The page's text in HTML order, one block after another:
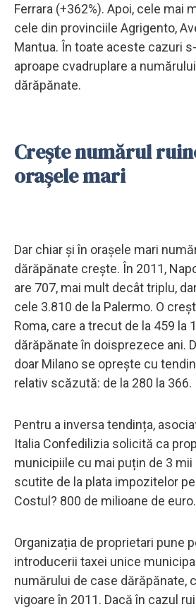
Ferrara (+362%). Apoi, cele mai
cele din provinciile Agrigento,
Mantua. În toate aceste cazuri
aproape cvadruplare a
dărăpănate.
Crește numărul
orașele mari
Dar chiar și în orașele mari
dărăpănate crește. În 2011,
are 707, mai mult decât triplu,
cele 3.810 de la Palermo. O
Roma, care a trecut de la 459 la
dărăpănate în doisprezece ani.
doar Milano se oprește cu
relativ scăzută: de la 280 la 366.
Pentru a inversa tendința,
Italia Confedilizia solicită ca
municipiile cu mai puțin de 3
scutite de la plata impozitelor
Costul? 800 de milioane de euro.
Organizația de proprietari pune
introducerii taxei unice
numărului de case dărăpănate,
vigoare în 2011. Dacă în cazul